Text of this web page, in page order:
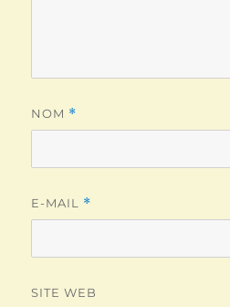
NOM *
E-MAIL *
SITE WEB